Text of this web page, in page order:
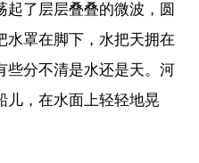
起了层层叠叠的微波，圆
水罩在脚下，水把天拥在
些分不清是水还是天。河
儿，在水面上轻轻地晃